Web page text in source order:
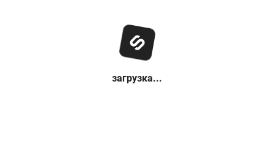
загрузка...